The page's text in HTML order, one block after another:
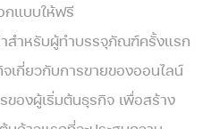
กแบบให้ฟรี
สำหรับผู้ทำบรรจุภัณฑ์ครั้งแรก
เกี่ยวกับการขายของออนไลน์
ของผู้เริ่มต้นธุรกิจ เพื่อสร้าง